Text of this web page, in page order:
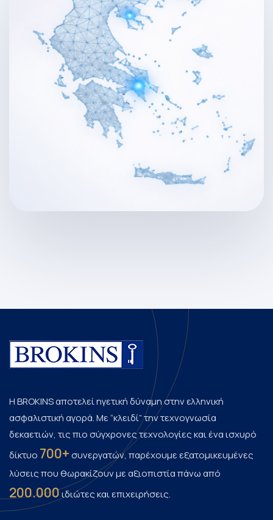
Η BROKINS αποτελεί ηγετική δύναμη στην ελληνική
ασφαλιστική αγορά. Με “κλειδί” την τεχνογνωσία
δεκαετιών, τις πιο σύγχρονες τεχνολογίες και ένα ισχυρό
δίκτυο 700+συνεργατών, παρέχουμε εξατομικευμένες
λύσεις που θωρακίζουν με αξιοπιστία πάνω από
200.000ιδιώτες και επιχειρήσεις.